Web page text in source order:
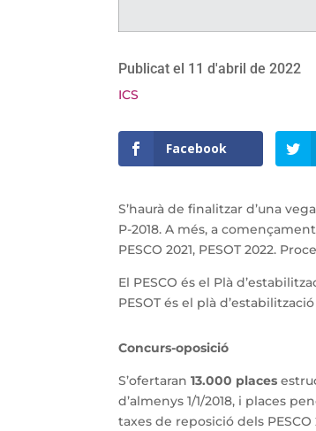
Publicat el 11 d'abril de 2022
ICS
Facebook
S’haurà de finalitzar d’una
P-2018. A més, a
PESCO 2021, PESOT 2022.
El PESCO és el Plà
PESOT és el plà
Concurs-oposició
S’ofertaran13.000 places
d’almenys 1/1/2018, i places
taxes de reposició dels